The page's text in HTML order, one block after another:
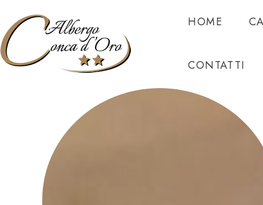
HOME
CONTATTI